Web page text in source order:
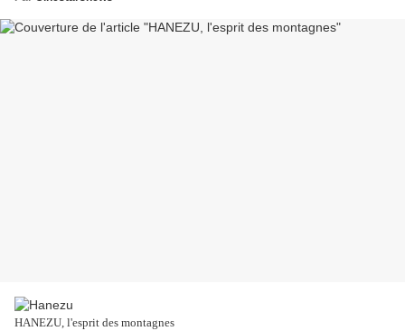
HANEZU, l'esprit des montagnes